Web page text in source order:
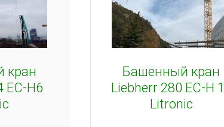
кран
EC-H6
Башенный кран
Liebherr 280 EC-H
Litronic